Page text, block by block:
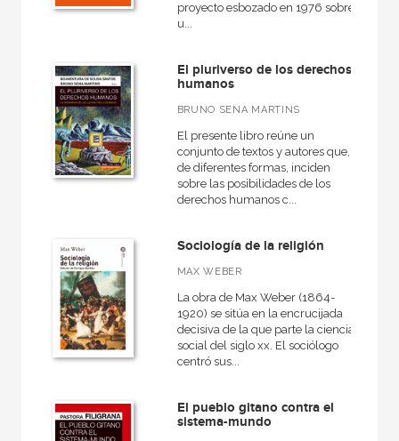
proyecto esbozado en 1976 sobre
u...
El pluriverso de los derechos
humanos
BRUNO SENA MARTINS
El presente libro reúne un
conjunto de textos y autores que,
de diferentes formas, inciden
sobre las posibilidades de los
derechos humanos c...
Sociología de la religión
MAX WEBER
La obra de Max Weber (1864-
1920) se sitúa en la encrucijada
decisiva de la que parte la ciencia
social del siglo xx. El sociólogo
centró sus...
El pueblo gitano contra el
sistema-mundo